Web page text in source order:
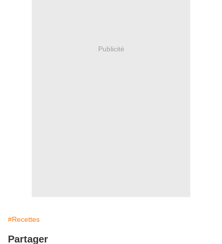
Publicité
#Recettes
Partager